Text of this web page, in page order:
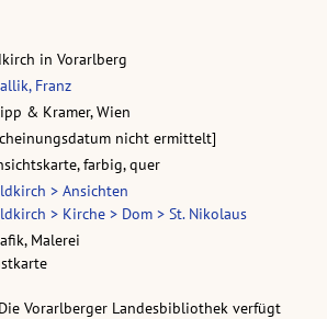
in Vorarlberg
Franz
& Kramer, Wien
nicht ermittelt]
farbig, quer
> Ansichten
> Kirche > Dom > St. Nikolaus
Malerei
Die Vorarlberger Landesbibliothek verfügt